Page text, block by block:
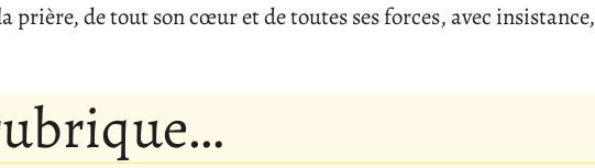
prière, de tout son cœur et de toutes ses forces, avec insistance,